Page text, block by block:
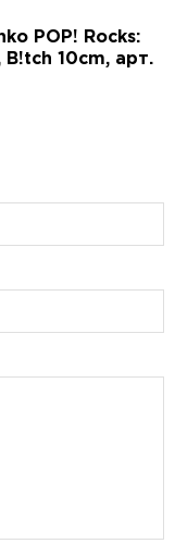
POP! Rocks:
10cm, арт.